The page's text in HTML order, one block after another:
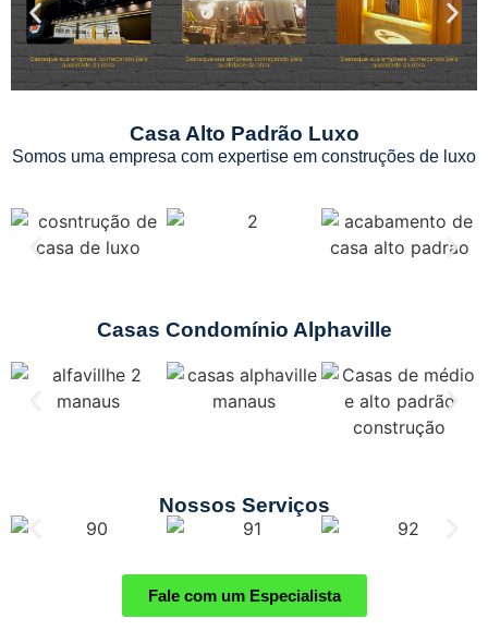
Casa Alto Padrão Luxo
Somos uma empresa com expertise em construções de luxo
Casas Condomínio Alphaville
Nossos Serviços
Fale com um Especialista